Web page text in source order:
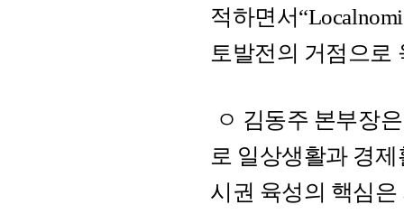
적하면서
토발전의 거점으로
ㅇ 김동주 본부장
로 일상생활과 경
시권 육성의 핵심